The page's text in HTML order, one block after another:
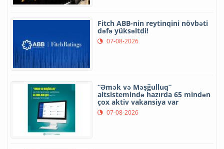
Fitch ABB-nin reytinqini növbəti
dəfə yüksəltdi!
07-08-2026
“Əmək və Məşğulluq”
altsistemində hazırda 65 mindən
çox aktiv vakansiya var
07-08-2026